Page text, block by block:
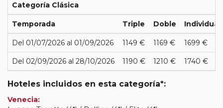
Categoría Clásica
Temporada Triple Doble Individual
Del 01/07/2026 al 01/09/2026 1149 € 1169 € 1699 €
Del 02/09/2026 al 28/10/2026 1190 € 1210 € 1740 €
Hoteles incluidos en esta categoría*:
Venecia: